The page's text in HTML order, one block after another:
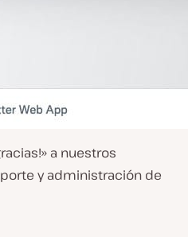
a nuestros
y administración de